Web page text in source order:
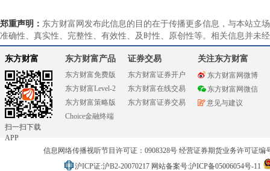
郑重声明： 东方财富网发布此信息的目的在于传播更多信息，与本站立
准确性、真实性、完整性、有效性、及时性、原创性等。相关信息并未
东方财富
扫一扫下载
APP
东方财富产品
东方财富免费版
东方财富Level-2
东方财富策略版
Choice金融终端
证券交易
东方财富证券开户
东方财富在线交易
东方财富证券交易
关注东方财富
东方财富网微博
东方财富网微信
意见与建议
信息网络传播视听节目许可证：0908328号 经营证券期货业务许可证编
沪ICP证:沪B2-20070217 网站备案号:沪ICP备05006054号-11